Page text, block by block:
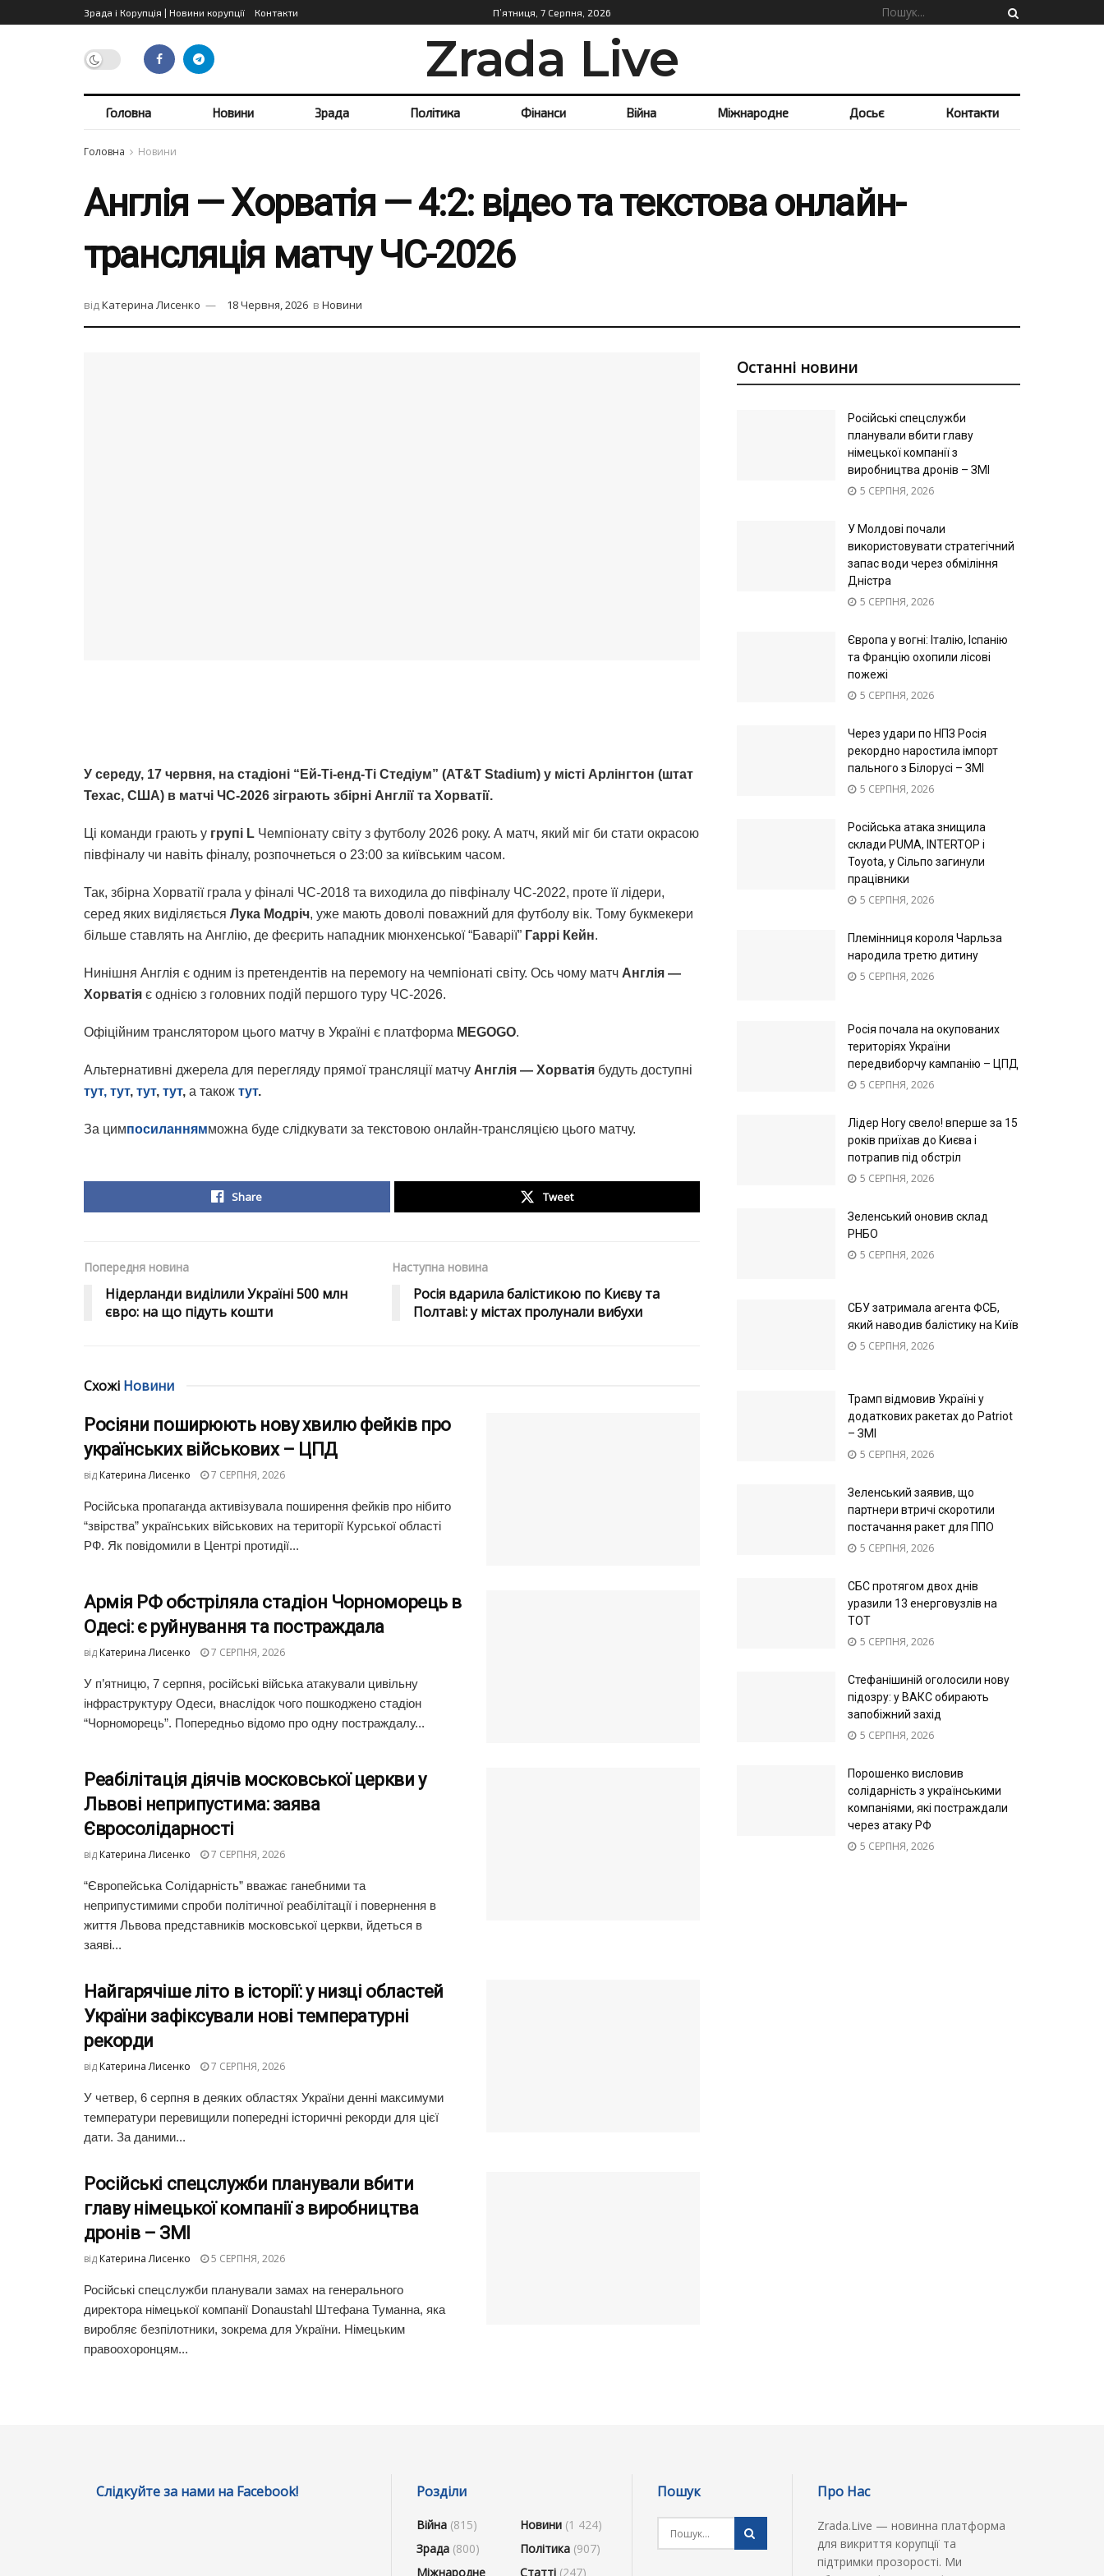
Зрада і Корупція | Новини корупції Контакти П’ятниця, 7 Серпня, 2026
Zrada Live
Головна Новини Зрада Політика Фінанси Війна Міжнародне Досьє Контакти
Головна Новини
Англія — Хорватія — 4:2: відео та текстова онлайн-
трансляція матчу ЧС-2026
відКатерина Лисенко 18 Червня, 2026 в Новини
У середу, 17 червня, на стадіоні “Ей-Ті-енд-Ті Стедіум” (AT&T Stadium) у місті Арлінгтон (штат
Техас, США) в матчі ЧС-2026 зіграють збірні Англії та Хорватії.
Ці команди грають у групі L Чемпіонату світу з футболу 2026 року. А матч, який міг би стати окрасою
півфіналу чи навіть фіналу, розпочнеться о 23:00 за київським часом.
Так, збірна Хорватії грала у фіналі ЧС-2018 та виходила до півфіналу ЧС-2022, проте її лідери,
серед яких виділяється Лука Модріч, уже мають доволі поважний для футболу вік. Тому букмекери
більше ставлять на Англію, де феєрить нападник мюнхенської “Баварії” Гаррі Кейн.
Нинішня Англія є одним із претендентів на перемогу на чемпіонаті світу. Ось чому матч Англія —
Хорватія є однією з головних подій першого туру ЧС-2026.
Офіційним транслятором цього матчу в Україні є платформа MEGOGO.
Альтернативні джерела для перегляду прямої трансляції матчу Англія — Хорватія будуть доступні
тут, тут, тут, тут, а також тут.
За цимпосиланнямможна буде слідкувати за текстовою онлайн-трансляцією цього матчу.
Share Tweet
Попередня новина
Нідерланди виділили Україні 500 млн
євро: на що підуть кошти
Наступна новина
Росія вдарила балістикою по Києву та
Полтаві: у містах пролунали вибухи
Схожі Новини
Росіяни поширюють нову хвилю фейків про
українських військових – ЦПД
від Катерина Лисенко 7 СЕРПНЯ, 2026
Російська пропаганда активізувала поширення фейків про нібито
“звірства” українських військових на території Курської області
РФ. Як повідомили в Центрі протидії...
Армія РФ обстріляла стадіон Чорноморець в
Одесі: є руйнування та постраждала
від Катерина Лисенко 7 СЕРПНЯ, 2026
У п’ятницю, 7 серпня, російські війська атакували цивільну
інфраструктуру Одеси, внаслідок чого пошкоджено стадіон
“Чорноморець”. Попередньо відомо про одну постраждалу...
Реабілітація діячів московської церкви у
Львові неприпустима: заява
Євросолідарності
від Катерина Лисенко 7 СЕРПНЯ, 2026
“Європейська Солідарність” вважає ганебними та
неприпустимими спроби політичної реабілітації і повернення в
життя Львова представників московської церкви, йдеться в
заяві...
Найгарячіше літо в історії: у низці областей
України зафіксували нові температурні
рекорди
від Катерина Лисенко 7 СЕРПНЯ, 2026
У четвер, 6 серпня в деяких областях України денні максимуми
температури перевищили попередні історичні рекорди для цієї
дати. За даними...
Російські спецслужби планували вбити
главу німецької компанії з виробництва
дронів – ЗМІ
від Катерина Лисенко 5 СЕРПНЯ, 2026
Російські спецслужби планували замах на генерального
директора німецької компанії Donaustahl Штефана Туманна, яка
виробляє безпілотники, зокрема для України. Німецьким
правоохоронцям...
Останні новини
Російські спецслужби
планували вбити главу
німецької компанії з
виробництва дронів – ЗМІ
5 СЕРПНЯ, 2026
У Молдові почали
використовувати стратегічний
запас води через обміління
Дністра
5 СЕРПНЯ, 2026
Європа у вогні: Італію, Іспанію
та Францію охопили лісові
пожежі
5 СЕРПНЯ, 2026
Через удари по НПЗ Росія
рекордно наростила імпорт
пального з Білорусі – ЗМІ
5 СЕРПНЯ, 2026
Російська атака знищила
склади PUMA, INTERTOP і
Toyota, у Сільпо загинули
працівники
5 СЕРПНЯ, 2026
Племінниця короля Чарльза
народила третю дитину
5 СЕРПНЯ, 2026
Росія почала на окупованих
територіях України
передвиборчу кампанію – ЦПД
5 СЕРПНЯ, 2026
Лідер Ногу свело! вперше за 15
років приїхав до Києва і
потрапив під обстріл
5 СЕРПНЯ, 2026
Зеленський оновив склад
РНБО
5 СЕРПНЯ, 2026
СБУ затримала агента ФСБ,
який наводив балістику на Київ
5 СЕРПНЯ, 2026
Трамп відмовив Україні у
додаткових ракетах до Patriot
– ЗМІ
5 СЕРПНЯ, 2026
Зеленський заявив, що
партнери втричі скоротили
постачання ракет для ППО
5 СЕРПНЯ, 2026
СБС протягом двох днів
уразили 13 енерговузлів на
ТОТ
5 СЕРПНЯ, 2026
Стефанішиній оголосили нову
підозру: у ВАКС обирають
запобіжний захід
5 СЕРПНЯ, 2026
Порошенко висловив
солідарність з українськими
компаніями, які постраждали
через атаку РФ
5 СЕРПНЯ, 2026
Слідкуйте за нами на Facebook! Розділи
Війна (815)
Зрада (800)
Міжнародне
Новини(1 424)
Політика(907)
Статті(247)
Пошук Про Нас
Zrada.Live — новинна платформа
для викриття корупції та
підтримки прозорості. Ми